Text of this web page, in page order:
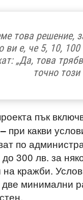
това решение,
ви е, че 5, 10,
„Да, това
точно
пък
– при какви
по
300 лв. за
кражби.
минимални